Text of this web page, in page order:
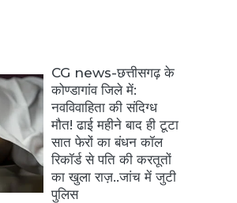
CG news-छत्तीसगढ़ के
कोण्डागांव जिले में:
नवविवाहिता की संदिग्ध
मौत! ढाई महीने बाद ही टूटा
सात फेरों का बंधन कॉल
रिकॉर्ड से पति की करतूतों
का खुला राज़..जांच में जुटी
पुलिस